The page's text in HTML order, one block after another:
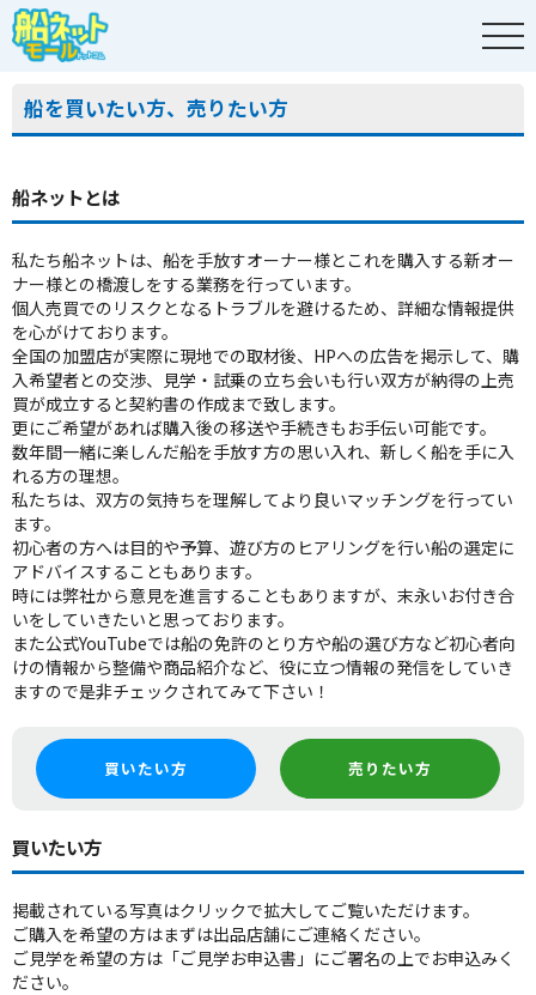
船を買いたい方、売りたい方
船ネットとは
私たち船ネットは、船を手放すオーナー様とこれを購入する新オー
ナー様との橋渡しをする業務を行っています。
個人売買でのリスクとなるトラブルを避けるため、詳細な情報提供
を心がけております。
全国の加盟店が実際に現地での取材後、HPへの広告を掲示して、購
入希望者との交渉、見学・試乗の立ち会いも行い双方が納得の上売
買が成立すると契約書の作成まで致します。
更にご希望があれば購入後の移送や手続きもお手伝い可能です。
数年間一緒に楽しんだ船を手放す方の思い入れ、新しく船を手に入
れる方の理想。
私たちは、双方の気持ちを理解してより良いマッチングを行ってい
ます。
初心者の方へは目的や予算、遊び方のヒアリングを行い船の選定に
アドバイスすることもあります。
時には弊社から意見を進言することもありますが、末永いお付き合
いをしていきたいと思っております。
また公式YouTubeでは船の免許のとり方や船の選び方など初心者向
けの情報から整備や商品紹介など、役に立つ情報の発信をしていき
ますので是非チェックされてみて下さい！
買いたい方 売りたい方
買いたい方
掲載されている写真はクリックで拡大してご覧いただけます。
ご購入を希望の方はまずは出品店舗にご連絡ください。
ご見学を希望の方は「ご見学お申込書」にご署名の上でお申込みく
ださい。